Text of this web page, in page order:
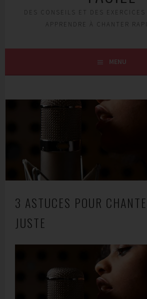
DES CONSEILS ET DES
APPRENDRE À CHANTER
MENU
3 ASTUCES POUR
JUSTE